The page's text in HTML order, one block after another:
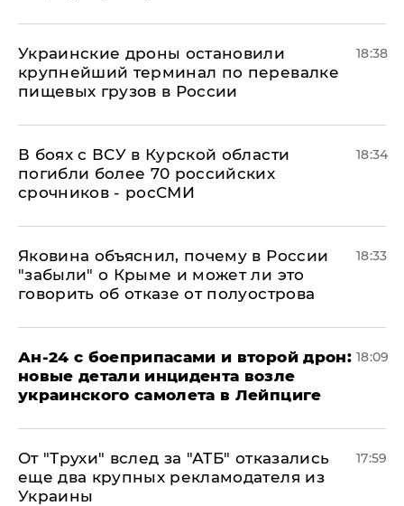
Украинские дроны остановили
крупнейший терминал по перевалке
пищевых грузов в России
18:38
В боях с ВСУ в Курской области
погибли более 70 российских
срочников - росСМИ
18:34
Яковина объяснил, почему в России
"забыли" о Крыме и может ли это
говорить об отказе от полуострова
18:33
Ан-24 с боеприпасами и второй дрон:
новые детали инцидента возле
украинского самолета в Лейпциге
18:09
От "Трухи" вслед за "АТБ" отказались
еще два крупных рекламодателя из
Украины
17:59